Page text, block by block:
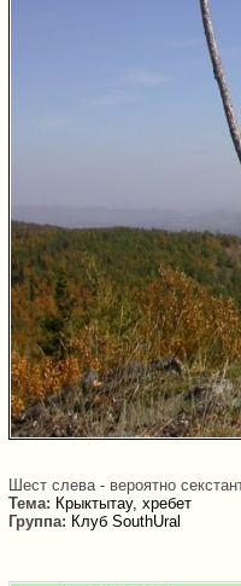
Шест слева - вероятно
Тема: Крыктытау, хребет
Группа: Клуб SouthUral